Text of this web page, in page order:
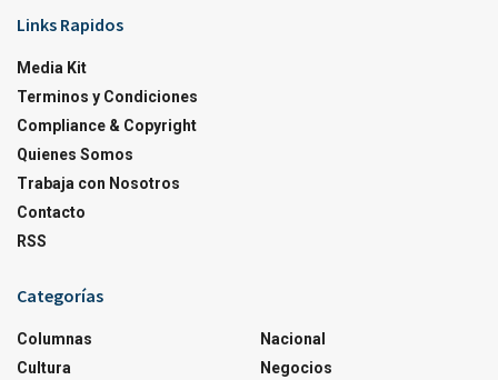
Links Rapidos
Media Kit
Terminos y Condiciones
Compliance & Copyright
Quienes Somos
Trabaja con Nosotros
Contacto
RSS
Categorías
Columnas
Cultura
Nacional
Negocios